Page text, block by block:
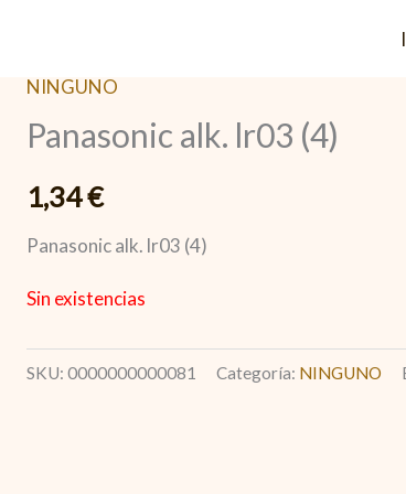
NINGUNO
Panasonic alk. lr03 (4)
1,34€
Panasonic alk. lr03 (4)
Sin existencias
SKU: 0000000000081 Categoría: NINGUNO